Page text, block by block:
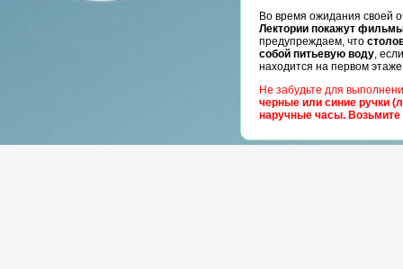
Во время ожидания своей
Лектории покажут
предупреждаем, что
собой питьевую воду,
находится на первом
Не забудьте для
черные или синие ручки
наручные часы. Возьмите